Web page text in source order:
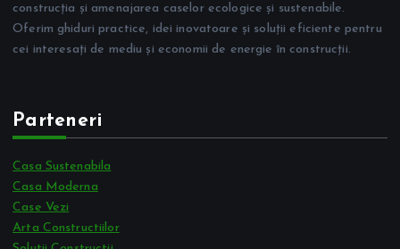
construcția și amenajarea caselor ecologice și sustenabile.
Oferim ghiduri practice, idei inovatoare și soluții eficiente pentru
cei interesați de mediu și economii de energie în construcții.
Parteneri
Casa Sustenabila
Casa Moderna
Case Vezi
Arta Constructiilor